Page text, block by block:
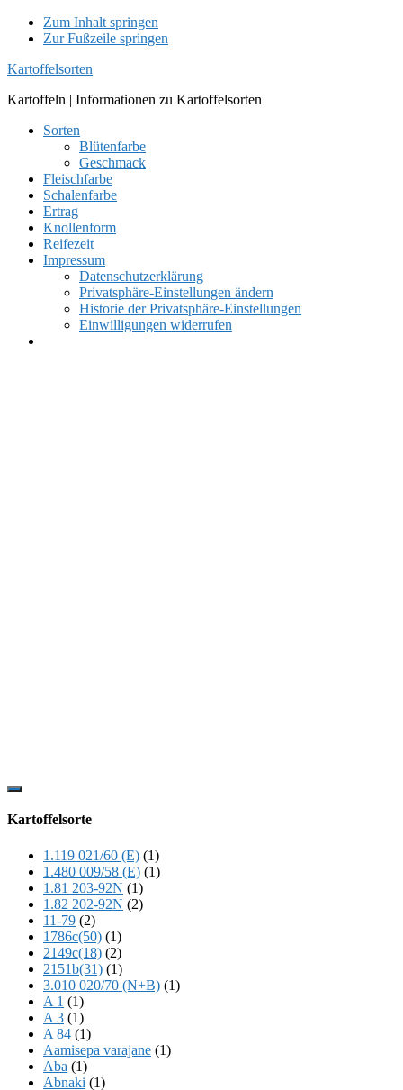
Zum Inhalt springen
Zur Fußzeile springen
Kartoffelsorten
Kartoffeln | Informationen zu Kartoffelsorten
Sorten
Blütenfarbe
Geschmack
Fleischfarbe
Schalenfarbe
Ertrag
Knollenform
Reifezeit
Impressum
Datenschutzerklärung
Privatsphäre-Einstellungen ändern
Historie der Privatsphäre-Einstellungen
Einwilligungen widerrufen
Show
Content
Kartoffelsorte
1.119 021/60 (E) (1)
1.480 009/58 (E) (1)
1.81 203-92N (1)
1.82 202-92N (2)
11-79 (2)
1786c(50) (1)
2149c(18) (2)
2151b(31) (1)
3.010 020/70 (N+B) (1)
A 1 (1)
A 3 (1)
A 84 (1)
Aamisepa varajane (1)
Aba (1)
Abnaki (1)